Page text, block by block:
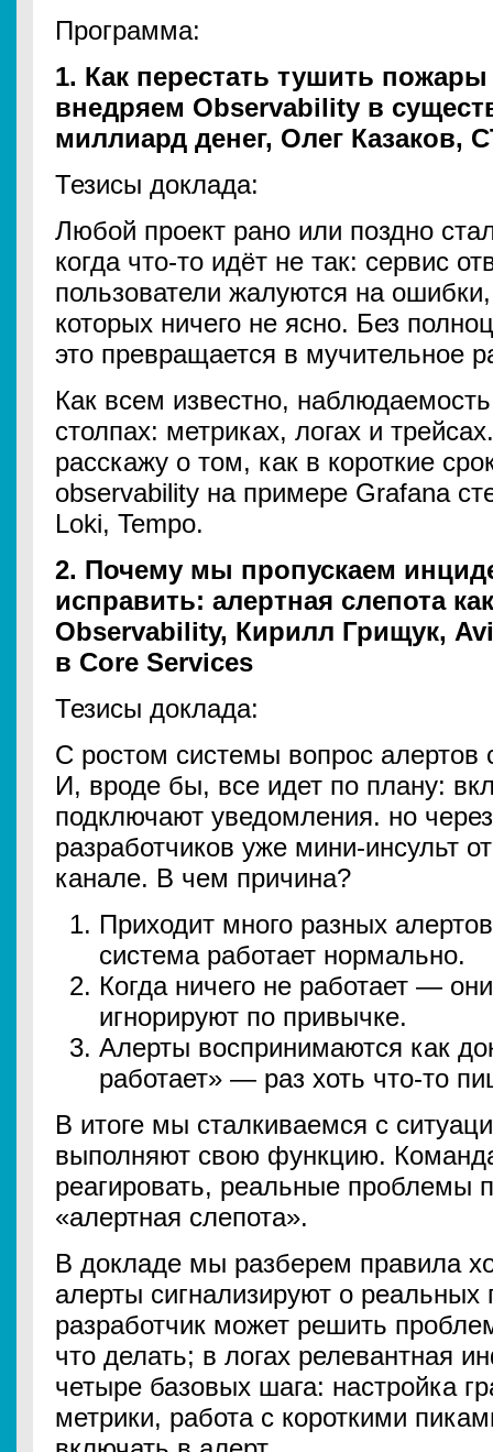
Программа:
1. Как перестать тушить пожары
внедряем Observability в
миллиард денег, Олег Казаков,
Тезисы доклада:
Любой проект рано или поздно
когда что-то идёт не так: сервис
пользователи жалуются на
которых ничего не ясно. Без
это превращается в мучительное
Как всем известно,
столпах: метриках, логах и
расскажу о том, как в короткие
observability на примере Grafana
Loki, Tempo.
2. Почему мы пропускаем
исправить: алертная слепота
Observability, Кирилл Грищук,
в Core Services
Тезисы доклада:
С ростом системы вопрос алертов
И, вроде бы, все идет по плану:
подключают уведомления. но
разработчиков уже мини-инсульт
канале. В чем причина?
Приходит много разных
система работает нормально.
Когда ничего не работает —
игнорируют по привычке.
Алерты воспринимаются как
работает» — раз хоть что-то
В итоге мы сталкиваемся с
выполняют свою функцию.
реагировать, реальные проблемы
«алертная слепота».
В докладе мы разберем правила
алерты сигнализируют о
разработчик может решить
что делать; в логах релевантная
четыре базовых шага: настройка
метрики, работа с короткими